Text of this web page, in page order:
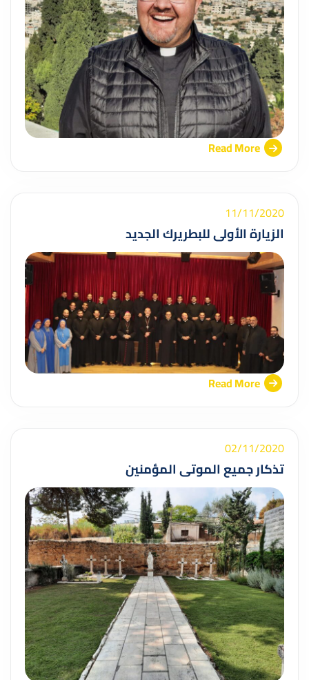
Read More
11/11/2020
الزيارة الأولى للبطريرك الجديد
Read More
02/11/2020
تذكار جميع الموتى المؤمنين